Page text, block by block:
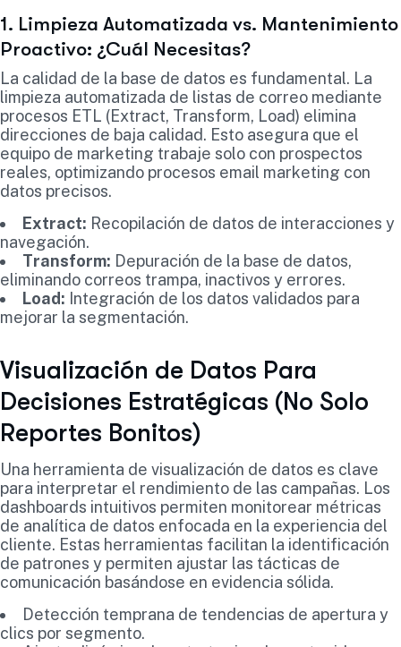
1. Limpieza Automatizada vs. Mantenimiento
Proactivo: ¿Cuál Necesitas?
La calidad de la base de datos es fundamental. La
limpieza automatizada de listas de correo mediante
procesos ETL (Extract, Transform, Load) elimina
direcciones de baja calidad. Esto asegura que el
equipo de marketing trabaje solo con prospectos
reales, optimizando procesos email marketing con
datos precisos.
Extract: Recopilación de datos de interacciones y
navegación.
Transform: Depuración de la base de datos,
eliminando correos trampa, inactivos y errores.
Load: Integración de los datos validados para
mejorar la segmentación.
Visualización de Datos Para
Decisiones Estratégicas (No Solo
Reportes Bonitos)
Una herramienta de visualización de datos es clave
para interpretar el rendimiento de las campañas. Los
dashboards intuitivos permiten monitorear métricas
de analítica de datos enfocada en la experiencia del
cliente. Estas herramientas facilitan la identificación
de patrones y permiten ajustar las tácticas de
comunicación basándose en evidencia sólida.
Detección temprana de tendencias de apertura y
clics por segmento.